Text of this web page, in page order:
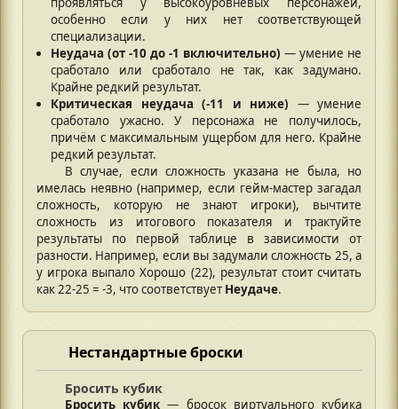
особенно если у них нет соответствующей
специализации.
Неудача (от -10 до -1 включительно) — умение не
сработало или сработало не так, как задумано.
Крайне редкий результат.
Критическая неудача (-11 и ниже) ­— умение
сработало ужасно. У персонажа не получилось,
причём с максимальным ущербом для него. Крайне
редкий результат.
В случае, если сложность указана не была, но
имелась неявно (например, если гейм-мастер загадал
сложность, которую не знают игроки), вычтите
сложность из итогового показателя и трактуйте
результаты по первой таблице в зависимости от
разности. Например, если вы задумали сложность 25, а
у игрока выпало Хорошо (22), результат стоит считать
как 22-25 = -3, что соответствует Неудаче.
Нестандартные броски
Бросить кубик
Бросить кубик — бросок виртуального кубика